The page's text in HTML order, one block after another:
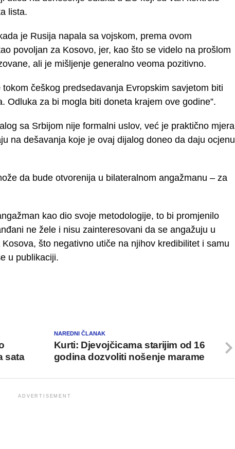
lista.
je Rusija napala sa vojskom, prema ovom
povoljan za Kosovo, jer, kao što se videlo na prošlom
ali je mišljenje generalno veoma pozitivno.
češkog predsedavanja Evropskim savjetom biti
Odluka za bi mogla biti doneta krajem ove godine”.
sa Srbijom nije formalni uslov, već je praktično mjera
na dešavanja koje je ovaj dijalog doneo da daju ocjenu
da bude otvorenija u bilateralnom angažmanu – za
kao dio svoje metodologije, to bi promjenilo
ne žele i nisu zainteresovani da se angažuju u
što negativno utiče na njihov kredibilitet i samu
u publikaciji.
NAREDNI ČLANAK
Kurti: Djevojčicama starijim od 16
godina dozvoliti nošenje marame
sata
ADVERTISEMENT